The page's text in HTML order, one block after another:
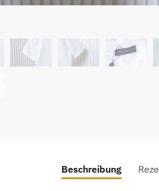
Beschreibung